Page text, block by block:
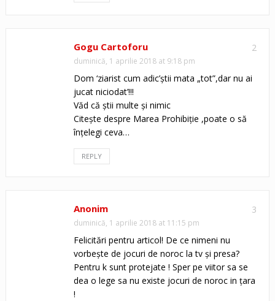
2
Gogu Cartoforu
duminică, 1 aprilie 2018 at 9:18 pm
Dom ‘ziarist cum adic’știi mata „tot”,dar nu ai
jucat niciodat’!!!
Văd că știi multe și nimic
Citește despre Marea Prohibiție ,poate o să
înțelegi ceva…
REPLY
3
Anonim
duminică, 1 aprilie 2018 at 11:15 pm
Felicitări pentru articol! De ce nimeni nu
vorbește de jocuri de noroc la tv și presa?
Pentru k sunt protejate ! Sper pe viitor sa se
dea o lege sa nu existe jocuri de noroc in țara
!